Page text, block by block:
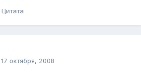
Цитата
17 октября, 2008